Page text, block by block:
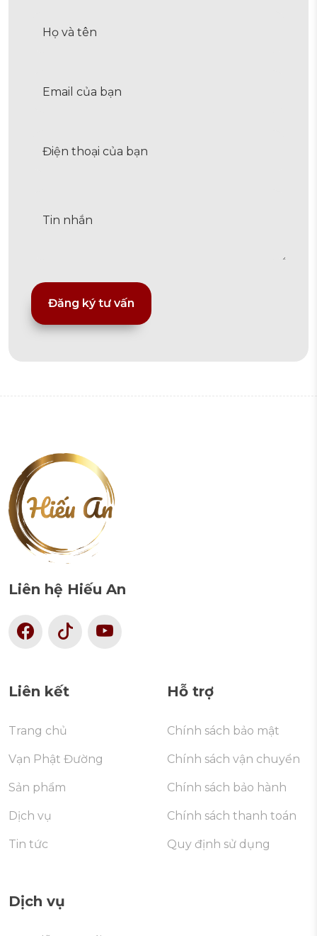
Liên hệ Hiếu An
Liên kết
Trang chủ
Vạn Phật Đường
Sản phẩm
Dịch vụ
Tin tức
Hỗ trợ
Chính sách bảo mật
Chính sách vận chuyển
Chính sách bảo hành
Chính sách thanh toán
Quy định sử dụng
Dịch vụ